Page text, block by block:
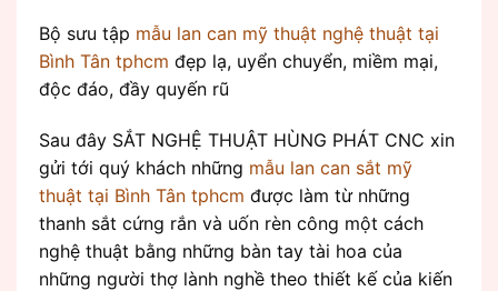
Bộ sưu tập mẫu lan can mỹ thuật nghệ thuật tại
Bình Tân tphcm đẹp lạ, uyển chuyển, miềm mại,
độc đáo, đầy quyến rũ
Sau đây SẮT NGHỆ THUẬT HÙNG PHÁT CNC xin
gửi tới quý khách những mẫu lan can sắt mỹ
thuật tại Bình Tân tphcm được làm từ những
thanh sắt cứng rắn và uốn rèn công một cách
nghệ thuật bằng những bàn tay tài hoa của
những người thợ lành nghề theo thiết kế của kiến